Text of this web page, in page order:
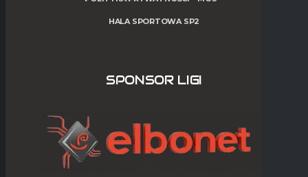
HALA SPORTOWA SP2
SPONSOR LIGI